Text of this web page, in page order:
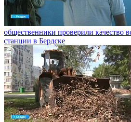
общественники проверили качество
станции в Бердске